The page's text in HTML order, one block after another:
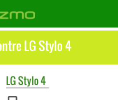
LG Stylo 4
LGStylo 4